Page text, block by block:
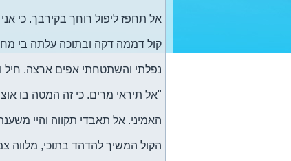
אל תחפז ליפול רוחך בקירבך. כי
קול דממה דקה ובתוכה עלתה בי
נפלתי והשתטחתי אפים ארצה. חיל
"אל תיראי מרים. כי זה המטה בו
האמיני. אל תאבדי תקווה והיי
הקול המשיך להדהד בתוכי, מלווה